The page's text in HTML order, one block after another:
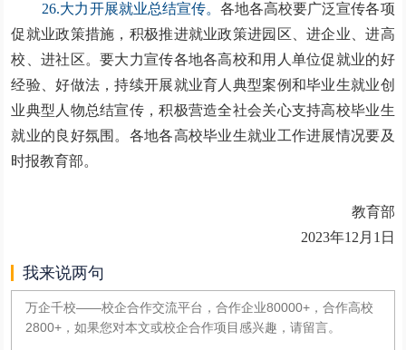
26.大力开展就业总结宣传。 各地各高校要广泛宣传各项
促就业政策措施，积极推进就业政策进园区、进企业、进高
校、进社区。要大力宣传各地各高校和用人单位促就业的好
经验、好做法，持续开展就业育人典型案例和毕业生就业创
业典型人物总结宣传，积极营造全社会关心支持高校毕业生
就业的良好氛围。各地各高校毕业生就业工作进展情况要及
时报教育部。
教育部
2023年12月1日
我来说两句